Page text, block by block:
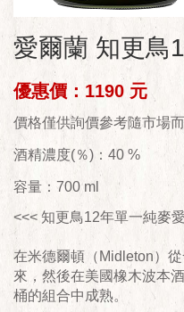
愛爾蘭 知更鳥
優惠價：1190 元
價格僅供詢價參考隨市場
酒精濃度(％)：40 %
容量：700 ml
<<< 知更鳥12年單一純麥
在米德爾頓（Midleton）
來，然後在美國橡木波本
桶的組合中成熟。